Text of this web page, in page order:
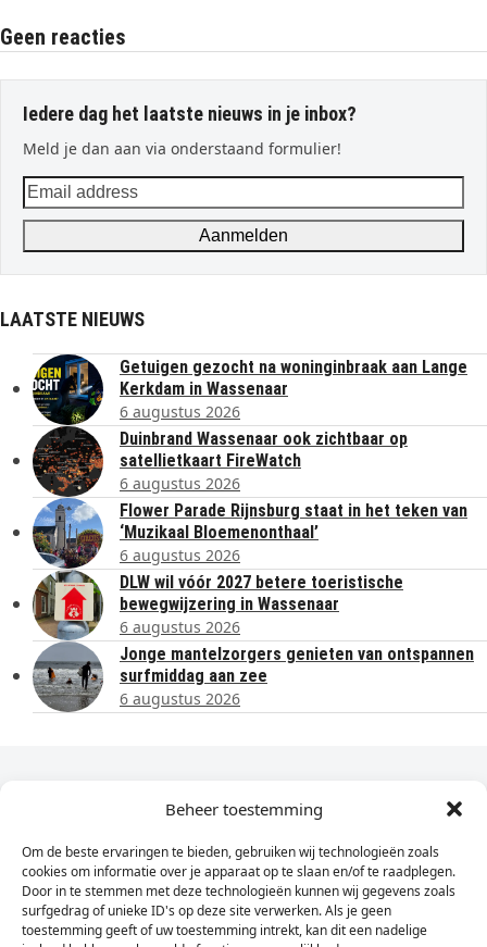
Beheer toestemming
Om de beste ervaringen te bieden, gebruiken wij technologieën zoals
cookies om informatie over je apparaat op te slaan en/of te raadplegen.
Door in te stemmen met deze technologieën kunnen wij gegevens zoals
surfgedrag of unieke ID's op deze site verwerken. Als je geen
toestemming geeft of uw toestemming intrekt, kan dit een nadelige
Geen reacties
Iedere dag het laatste nieuws in je inbox?
Meld je dan aan via onderstaand formulier!
Email
address
Aanmelden
LAATSTE NIEUWS
Getuigen gezocht na woninginbraak aan Lange
Kerkdam in Wassenaar
6 augustus 2026
Duinbrand Wassenaar ook zichtbaar op
satellietkaart FireWatch
6 augustus 2026
Flower Parade Rijnsburg staat in het teken van
‘Muzikaal Bloemenonthaal’
6 augustus 2026
DLW wil vóór 2027 betere toeristische
bewegwijzering in Wassenaar
6 augustus 2026
Jonge mantelzorgers genieten van ontspannen
surfmiddag aan zee
6 augustus 2026
Dagelijks het laatste nieuws in je e-mail?
Vul
hier
je
e-